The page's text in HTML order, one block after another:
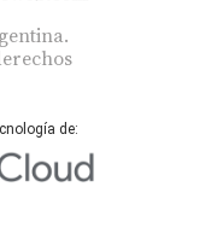
de: